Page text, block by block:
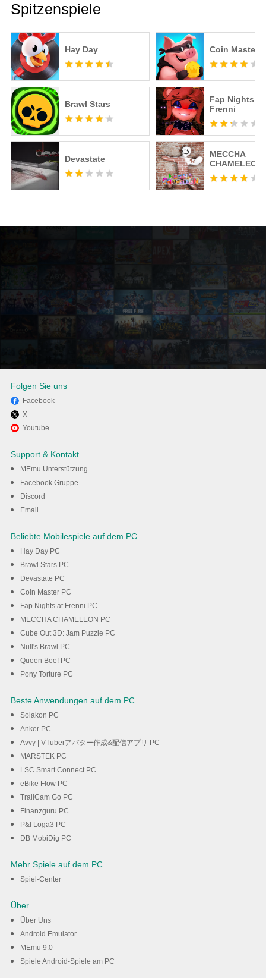
Spitzenspiele
Hay Day
Brawl Stars
Devastate
Coin Master
Fap Nights at
Frenni
MECCHA
CHAMELEON
Viel Spaß beim Spielen von
FULL METAL MONSTERS auf
dem PC mit MEmu
Folgen Sie uns
Facebook
X
Youtube
Support & Kontakt
MEmu Unterstützung
Facebook Gruppe
Discord
Email
Beliebte Mobilespiele auf dem PC
Hay Day PC
Brawl Stars PC
Devastate PC
Coin Master PC
Fap Nights at Frenni PC
MECCHA CHAMELEON PC
Cube Out 3D: Jam Puzzle PC
Null's Brawl PC
Queen Bee! PC
Pony Torture PC
Beste Anwendungen auf dem PC
Solakon PC
Anker PC
Avvy | VTuberアバター作成&配信アプリ PC
MARSTEK PC
LSC Smart Connect PC
eBike Flow PC
TrailCam Go PC
Finanzguru PC
P&I Loga3 PC
DB MobiDig PC
Mehr Spiele auf dem PC
Spiel-Center
Über
Über Uns
Android Emulator
MEmu 9.0
Spiele Android-Spiele am PC